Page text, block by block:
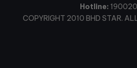
Hotline:
COPYRIGHT 2010 BHD STAR.